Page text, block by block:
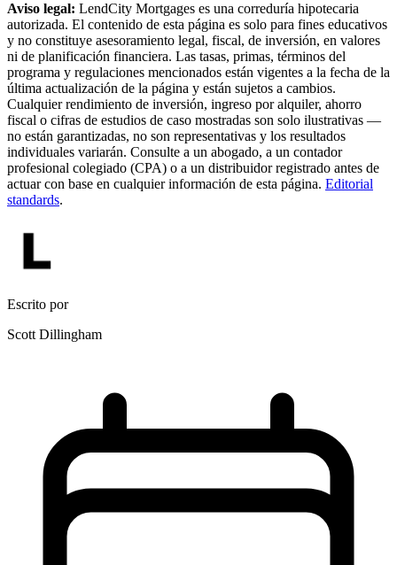
Aviso legal: LendCity Mortgages es una correduría hipotecaria
autorizada. El contenido de esta página es solo para fines educativos
y no constituye asesoramiento legal, fiscal, de inversión, en valores
ni de planificación financiera. Las tasas, primas, términos del
programa y regulaciones mencionados están vigentes a la fecha de la
última actualización de la página y están sujetos a cambios.
Cualquier rendimiento de inversión, ingreso por alquiler, ahorro
fiscal o cifras de estudios de caso mostradas son solo ilustrativas —
no están garantizadas, no son representativas y los resultados
individuales variarán. Consulte a un abogado, a un contador
profesional colegiado (CPA) o a un distribuidor registrado antes de
actuar con base en cualquier información de esta página. Editorial
standards.
Escrito por
Scott Dillingham